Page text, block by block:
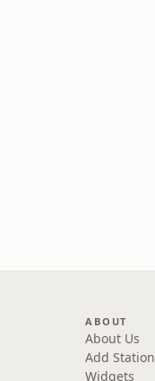
ABOUT
About Us
Add Station
Widgets